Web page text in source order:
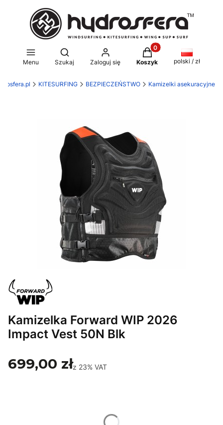
Menu
Otwórz wyszukiwarkę
Szukaj Zaloguj się
Produkty w koszyku:
Koszyk polski / zł
KITESURFING BEZPIECZEŃSTWO Kamizelki asekuracyjne
Kamizelka Forward WIP 2026
Impact Vest 50N Blk
699,00 złz 23% VAT